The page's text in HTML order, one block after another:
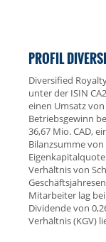
PROFIL
Diversified
unter der ISIN
einen Umsatz
Betriebsgewinn
36,67 Mio. CAD,
Bilanzsumme von
Verhältnis von
Mitarbeiter lag
Dividende von
Verhältnis (KGV)